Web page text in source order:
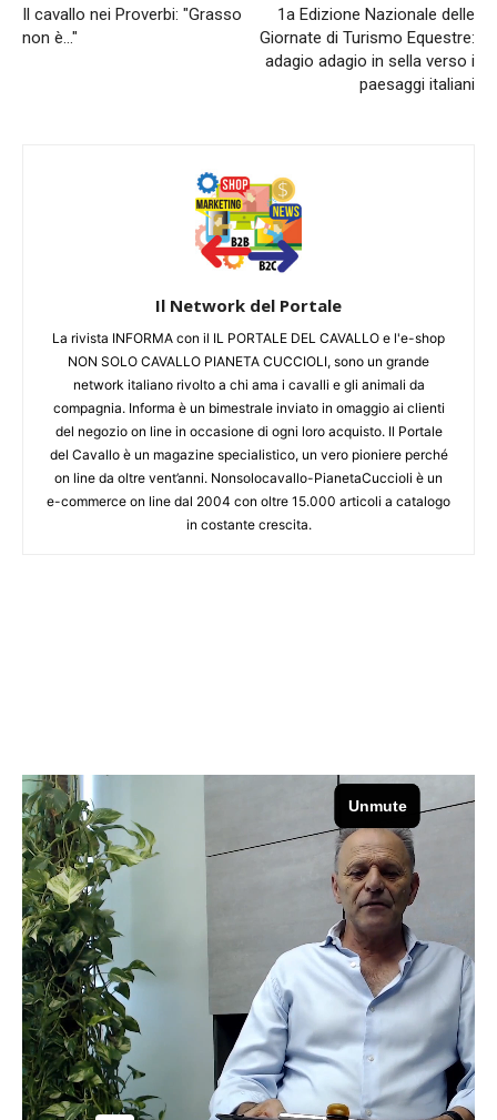
Il cavallo nei Proverbi: "Grasso
non è…"
1a Edizione Nazionale delle
Giornate di Turismo Equestre:
adagio adagio in sella verso i
paesaggi italiani
Il Network del Portale
La rivista INFORMA con il IL PORTALE DEL CAVALLO e l'e-shop
NON SOLO CAVALLO PIANETA CUCCIOLI, sono un grande
network italiano rivolto a chi ama i cavalli e gli animali da
compagnia. Informa è un bimestrale inviato in omaggio ai clienti
del negozio on line in occasione di ogni loro acquisto. Il Portale
del Cavallo è un magazine specialistico, un vero pioniere perché
on line da oltre vent’anni. Nonsolocavallo-PianetaCuccioli è un
e-commerce on line dal 2004 con oltre 15.000 articoli a catalogo
in costante crescita.